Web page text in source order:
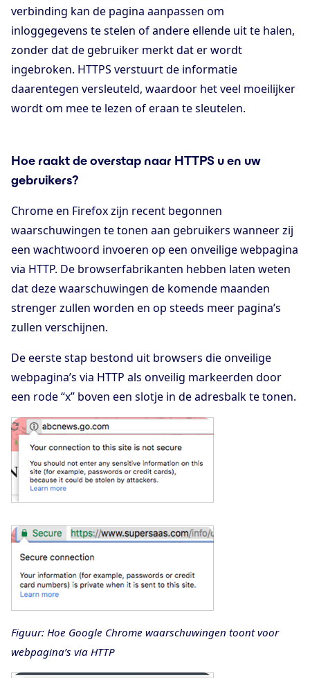
verbinding kan de pagina aanpassen om
inloggegevens te stelen of andere ellende uit te halen,
zonder dat de gebruiker merkt dat er wordt
ingebroken. HTTPS verstuurt de informatie
daarentegen versleuteld, waardoor het veel moeilijker
wordt om mee te lezen of eraan te sleutelen.
Hoe raakt de overstap naar HTTPS u en uw
gebruikers?
Chrome en Firefox zijn recent begonnen
waarschuwingen te tonen aan gebruikers wanneer zij
een wachtwoord invoeren op een onveilige webpagina
via HTTP. De browserfabrikanten hebben laten weten
dat deze waarschuwingen de komende maanden
strenger zullen worden en op steeds meer pagina’s
zullen verschijnen.
De eerste stap bestond uit browsers die onveilige
webpagina’s via HTTP als onveilig markeerden door
een rode “x” boven een slotje in de adresbalk te tonen.
Figuur: Hoe Google Chrome waarschuwingen toont voor
webpagina’s via HTTP